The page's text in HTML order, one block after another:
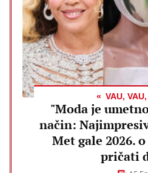
VAU,
"Moda je
način:
Met gale 2026.
pričati